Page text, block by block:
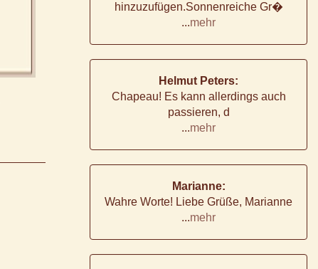
hinzuzufügen.Sonnenreiche Gr�
...mehr
Helmut Peters:
Chapeau! Es kann allerdings auch
passieren, d
...mehr
Marianne:
Wahre Worte! Liebe Grüße, Marianne
...mehr